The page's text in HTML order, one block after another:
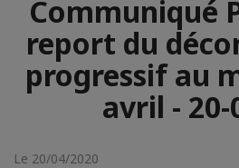
Communiqué
report du
progressif au
avril - 20-
Le 20/04/2020